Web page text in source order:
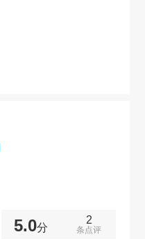
5.0分
2
条点评